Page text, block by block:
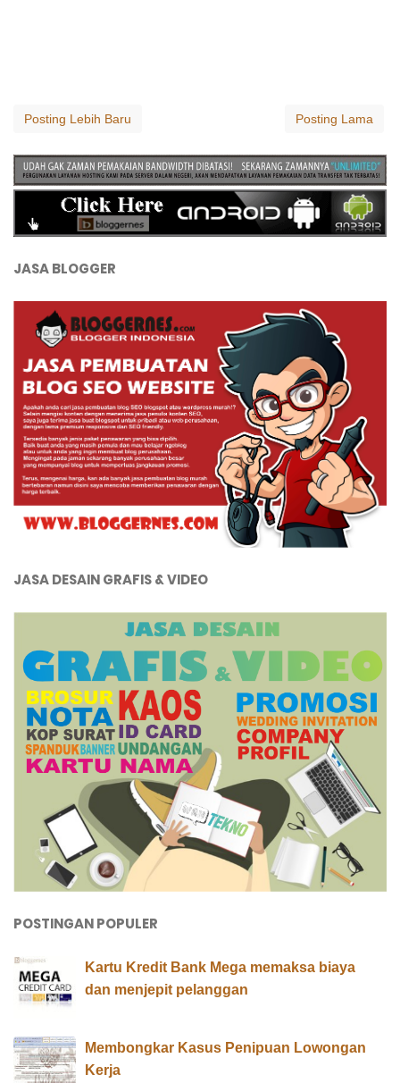
Posting Lebih Baru Posting Lama
JASA BLOGGER
JASA DESAIN GRAFIS & VIDEO
POSTINGAN POPULER
Kartu Kredit Bank Mega memaksa biaya
dan menjepit pelanggan
Membongkar Kasus Penipuan Lowongan
Kerja